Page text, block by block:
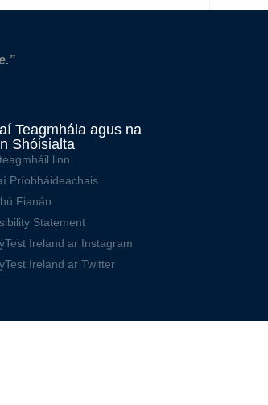
Teagmhála agus na
Shóisialta
linn
Príobháideachais
Fianán
Statement
Ireland ar Instagram
Ireland ar Twitter